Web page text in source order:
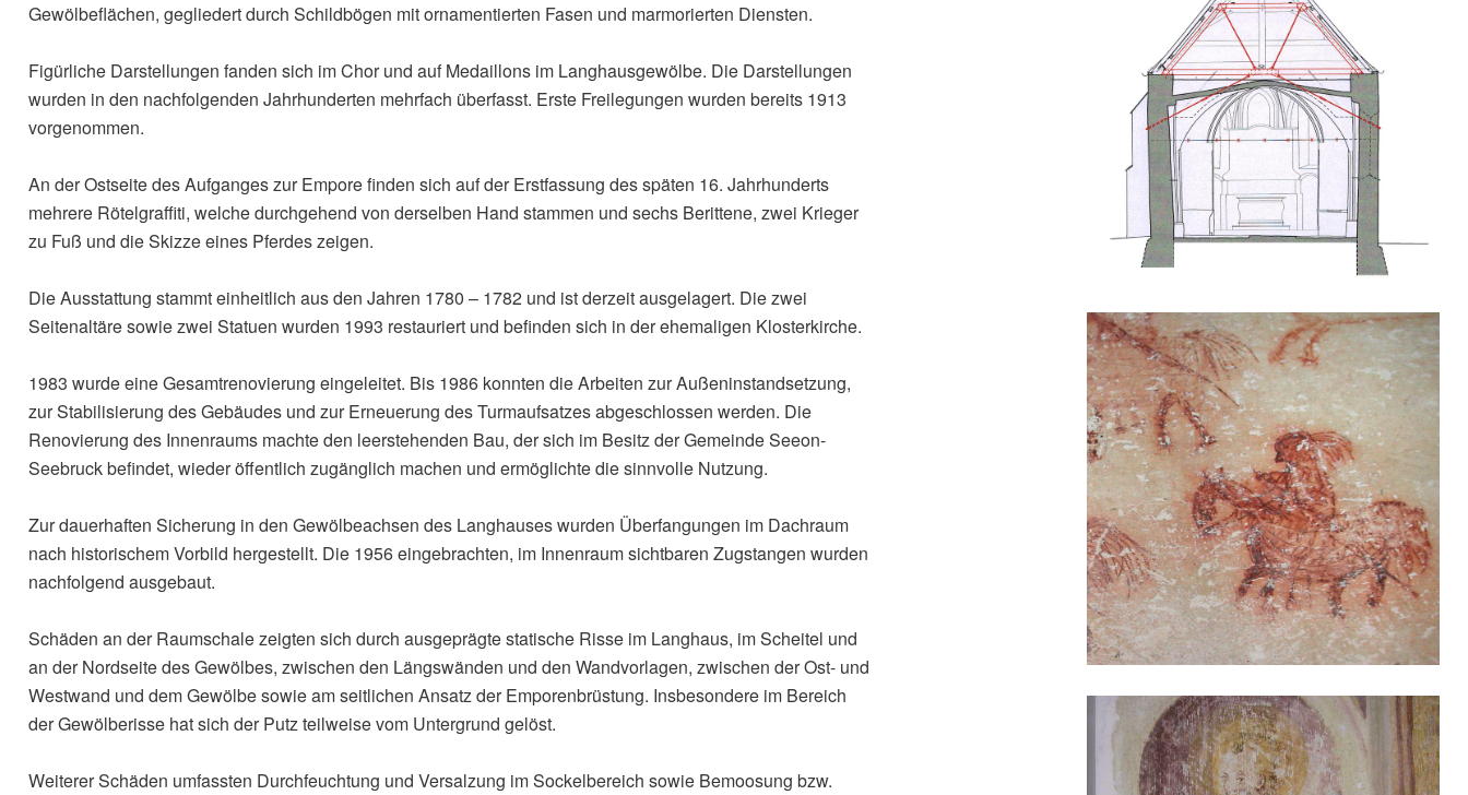
Gewölbeflächen, gegliedert durch Schildbögen mit ornamentierten Fasen und marmorierten Diensten.
Figürliche Darstellungen fanden sich im Chor und auf Medaillons im Langhausgewölbe. Die Darstellungen
wurden in den nachfolgenden Jahrhunderten mehrfach überfasst. Erste Freilegungen wurden bereits 1913
vorgenommen.
An der Ostseite des Aufganges zur Empore finden sich auf der Erstfassung des späten 16. Jahrhunderts
mehrere Rötelgraffiti, welche durchgehend von derselben Hand stammen und sechs Berittene, zwei Krieger
zu Fuß und die Skizze eines Pferdes zeigen.
Die Ausstattung stammt einheitlich aus den Jahren 1780 – 1782 und ist derzeit ausgelagert. Die zwei
Seitenaltäre sowie zwei Statuen wurden 1993 restauriert und befinden sich in der ehemaligen Klosterkirche.
1983 wurde eine Gesamtrenovierung eingeleitet. Bis 1986 konnten die Arbeiten zur Außeninstandsetzung,
zur Stabilisierung des Gebäudes und zur Erneuerung des Turmaufsatzes abgeschlossen werden. Die
Renovierung des Innenraums machte den leerstehenden Bau, der sich im Besitz der Gemeinde Seeon-
Seebruck befindet, wieder öffentlich zugänglich machen und ermöglichte die sinnvolle Nutzung.
Zur dauerhaften Sicherung in den Gewölbeachsen des Langhauses wurden Überfangungen im Dachraum
nach historischem Vorbild hergestellt. Die 1956 eingebrachten, im Innenraum sichtbaren Zugstangen wurden
nachfolgend ausgebaut.
Schäden an der Raumschale zeigten sich durch ausgeprägte statische Risse im Langhaus, im Scheitel und
an der Nordseite des Gewölbes, zwischen den Längswänden und den Wandvorlagen, zwischen der Ost- und
Westwand und dem Gewölbe sowie am seitlichen Ansatz der Emporenbrüstung. Insbesondere im Bereich
der Gewölberisse hat sich der Putz teilweise vom Untergrund gelöst.
Weiterer Schäden umfassten Durchfeuchtung und Versalzung im Sockelbereich sowie Bemoosung bzw.